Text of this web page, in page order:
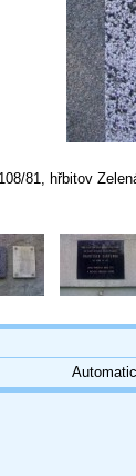
81, hřbitov